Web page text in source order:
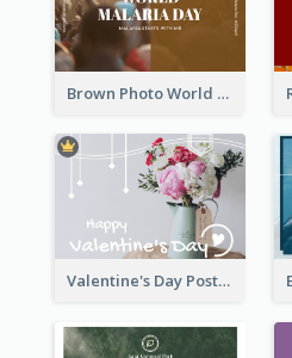
Brown Photo World Malaria Day Postcard
Valentine's Day Postcard With Simple Decoration